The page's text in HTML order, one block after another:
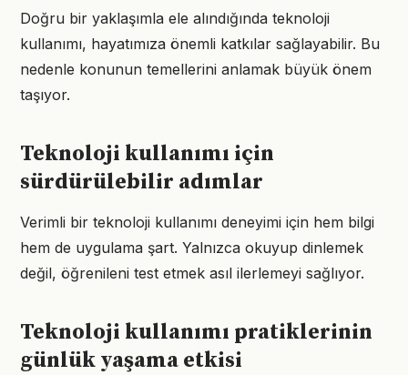
Doğru bir yaklaşımla ele alındığında teknoloji
kullanımı, hayatımıza önemli katkılar sağlayabilir. Bu
nedenle konunun temellerini anlamak büyük önem
taşıyor.
Teknoloji kullanımı için
sürdürülebilir adımlar
Verimli bir teknoloji kullanımı deneyimi için hem bilgi
hem de uygulama şart. Yalnızca okuyup dinlemek
değil, öğrenileni test etmek asıl ilerlemeyi sağlıyor.
Teknoloji kullanımı pratiklerinin
günlük yaşama etkisi